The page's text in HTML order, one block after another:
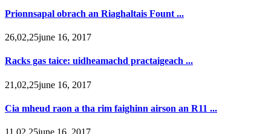
Prionnsapal obrach an Riaghaltais Fount ...
26,02,25june 16, 2017
Racks gas taice: uidheamachd practaigeach ...
21,02,25june 16, 2017
Cia mheud raon a tha rim faighinn airson an R11 ...
11,02,25june 16, 2017